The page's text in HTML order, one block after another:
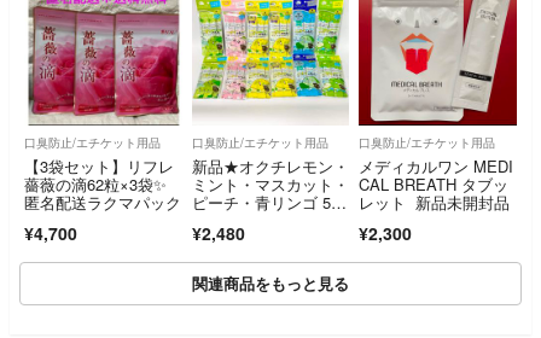
口臭防止/エチケット用品
【3袋セット】リフレ
薔薇の滴62粒×3袋✨
匿名配送ラクマパック
¥4,700
口臭防止/エチケット用品
新品★オクチレモン・
ミント・マスカット・
ピーチ・青リンゴ 5
¥2,480
口臭防止/エチケット用品
メディカルワン MEDI
CAL BREATH タブッ
レット 新品未開封品
¥2,300
関連商品をもっと見る